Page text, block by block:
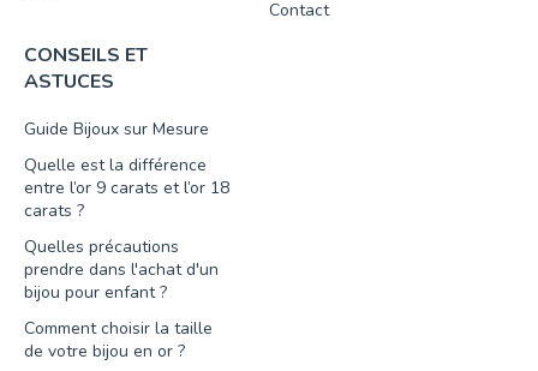
Contact
CONSEILS ET
ASTUCES
Guide Bijoux sur Mesure
Quelle est la différence
entre l’or 9 carats et l’or 18
carats ?
Quelles précautions
prendre dans l'achat d'un
bijou pour enfant ?
Comment choisir la taille
de votre bijou en or ?